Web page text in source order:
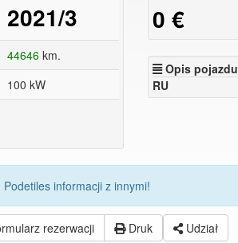
2021/3
44646 km.
100 kW
0 €
Opis pojazdu
RU
informacji z innymi!
Udział
rezerwacji Druk